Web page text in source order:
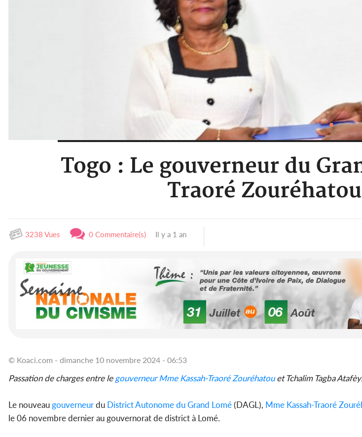
Togo : Le gouverneur du
Traoré
3238 Vues 0 Commentaire(s) Il y a 1 an
© Koaci.com - dimanche 10 novembre 2024 - 06:53
Passation de charges entre legouverneurMme Kassah-Traoré Zouréhatouet Tchalim Tagba
Le nouveau gouverneurdu District Autonome du Grand Lomé(DAGL), Mme Kassah-Traoré
le 06 novembre dernier au gouvernorat de district à Lomé.